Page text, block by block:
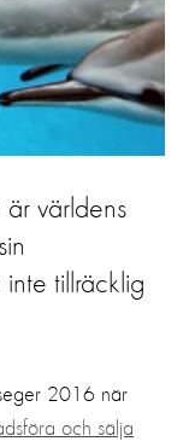
är världens
inte tillräcklig
2016 när
och sälja